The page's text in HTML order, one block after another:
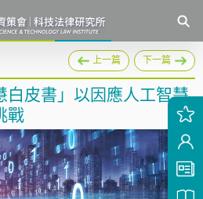
上一篇 下一篇
白皮書」以因應人工智慧
戰